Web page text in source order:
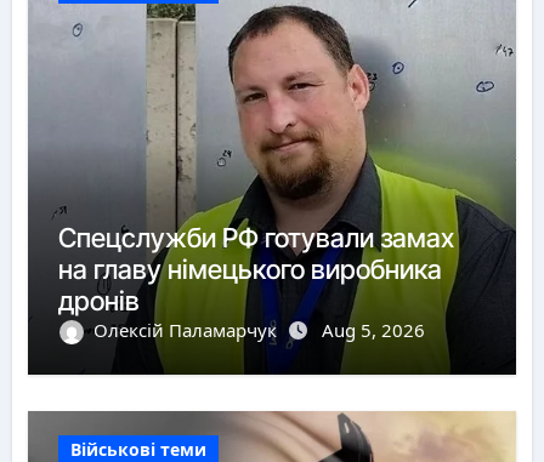
Спецслужби РФ готували замах
на главу німецького виробника
дронів
Олексій Паламарчук Aug 5, 2026
Військові теми